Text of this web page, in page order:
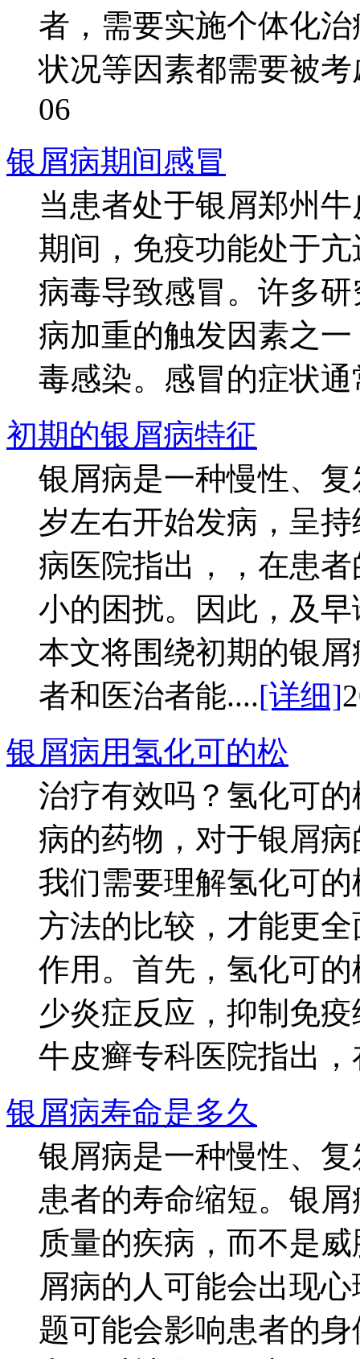
者，需要实施个体化
状况等因素都需要被
06
银屑病期间感冒
当患者处于银屑郑州
期间，免疫功能处于
病毒导致感冒。许多
病加重的触发因素之
毒感染。感冒的症状
初期的银屑病特征
银屑病是一种慢性、
岁左右开始发病，呈
病医院指出，，在患
小的困扰。因此，及
本文将围绕初期的银
者和医治者能....[详细]
银屑病用氢化可的松
治疗有效吗？氢化可
病的药物，对于银屑
我们需要理解氢化可
方法的比较，才能更
作用。首先，氢化可
少炎症反应，抑制免
牛皮癣专科医院指出，
银屑病寿命是多久
银屑病是一种慢性、
患者的寿命缩短。银
质量的疾病，而不是
屑病的人可能会出现
题可能会影响患者的